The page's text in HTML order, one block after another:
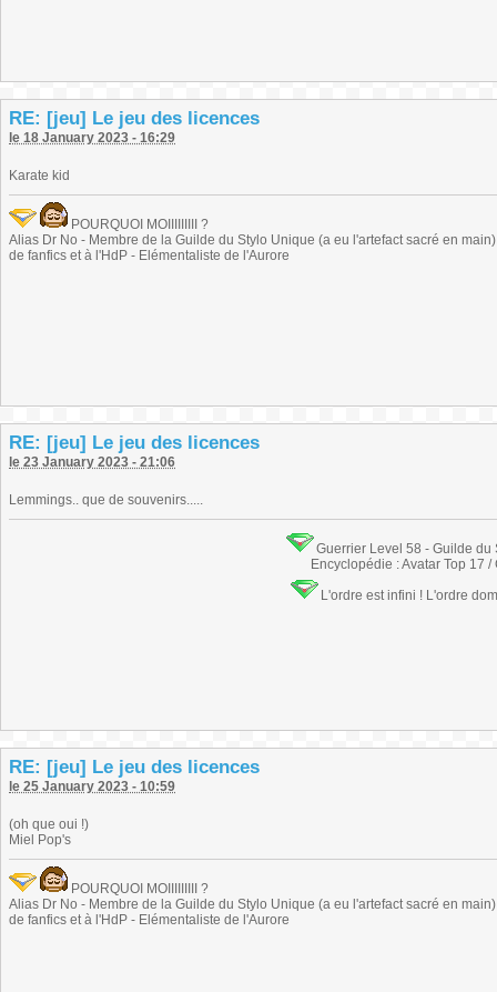
RE: [jeu] Le jeu des licences
le 18 January 2023 - 16:29
Karate kid
POURQUOI MOIIIIIIIII ?
Alias Dr No - Membre de la Guilde du Stylo Unique (a eu l'artefact sacré en
de fanfics et à l'HdP - Elémentaliste de l'Aurore
RE: [jeu] Le jeu des licences
le 23 January 2023 - 21:06
Lemmings.. que de souvenirs.....
Guerrier Level 58 - Guilde
Encyclopédie : Avatar Top 17 /
L'ordre est infini ! L'ordre
RE: [jeu] Le jeu des licences
le 25 January 2023 - 10:59
(oh que oui !)
Miel Pop's
POURQUOI MOIIIIIIIII ?
Alias Dr No - Membre de la Guilde du Stylo Unique (a eu l'artefact sacré en
de fanfics et à l'HdP - Elémentaliste de l'Aurore